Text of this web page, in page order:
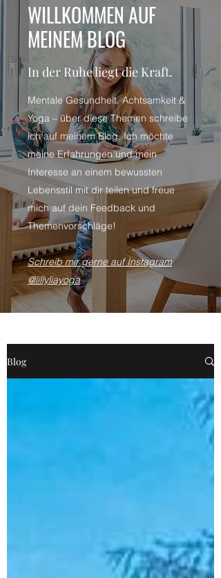
WILLKOMMEN AUF
MEINEM BLOG
In der Ruhe liegt die Kraft.
Mentale Gesundheit, Achtsamkeit &
Yoga – über diese Themen schreibe
ich auf meinem Blog. Ich möchte
meine Erfahrungen und mein
Interesse an einem bewussten
Lebensstil mit dir teilen und freue
mich auf dein Feedback und
Themenvorschläge!
Schreib mir gerne auf Instagram
@lillyliayoga
Blog